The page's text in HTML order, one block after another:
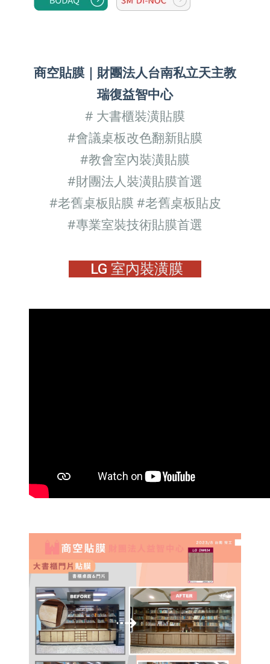
商空貼膜｜ 財團法人台南私立天主教
瑞復益智中心
# 大書櫃裝潢貼膜
#會議桌板改色翻新貼膜
#教會室內裝潢貼膜
#財團法人裝潢貼膜首選
#老舊桌板貼膜 #老舊桌板貼皮
#專業室裝技術貼膜首選
LG 室內裝潢膜